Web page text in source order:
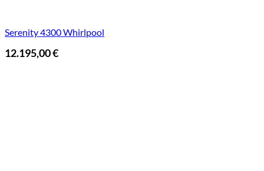
Serenity 4300 Whirlpool
12.195,00€